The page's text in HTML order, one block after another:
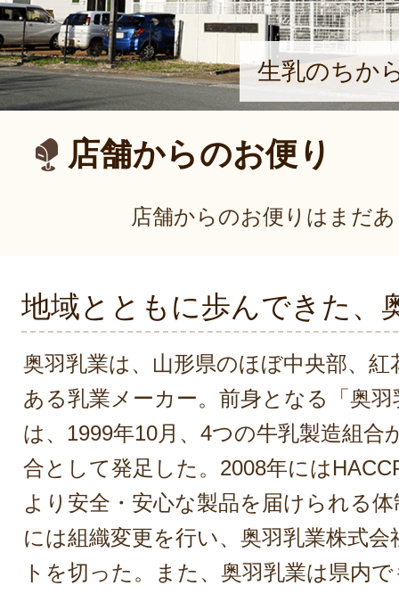
生乳のちか
店舗からのお便り
店舗からのお便りはまだ
地域とともに歩んできた、
奥羽乳業は、山形県のほぼ中央部、紅
ある乳業メーカー。前身となる「奥羽
は、1999年10月、4つの牛乳製造組合
合として発足した。2008年には
より安全・安心な製品を届けられる
には組織変更を行い、奥羽乳業株式
トを切った。また、奥羽乳業は県内